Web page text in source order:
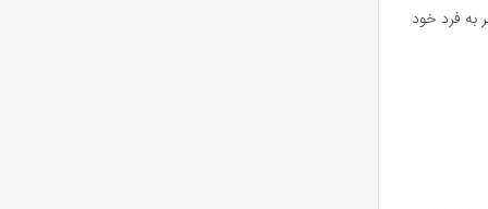
فرد خود